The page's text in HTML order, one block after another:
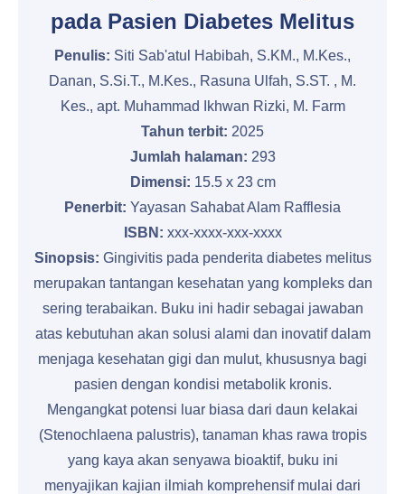
pada Pasien Diabetes Melitus
Penulis: Siti Sab'atul Habibah, S.KM., M.Kes.,
Danan, S.Si.T., M.Kes., Rasuna Ulfah, S.ST. , M.
Kes., apt. Muhammad Ikhwan Rizki, M. Farm
Tahun terbit: 2025
Jumlah halaman: 293
Dimensi: 15.5 x 23 cm
Penerbit: Yayasan Sahabat Alam Rafflesia
ISBN: xxx-xxxx-xxx-xxxx
Sinopsis: Gingivitis pada penderita diabetes melitus
merupakan tantangan kesehatan yang kompleks dan
sering terabaikan. Buku ini hadir sebagai jawaban
atas kebutuhan akan solusi alami dan inovatif dalam
menjaga kesehatan gigi dan mulut, khususnya bagi
pasien dengan kondisi metabolik kronis.
Mengangkat potensi luar biasa dari daun kelakai
(Stenochlaena palustris), tanaman khas rawa tropis
yang kaya akan senyawa bioaktif, buku ini
menyajikan kajian ilmiah komprehensif mulai dari